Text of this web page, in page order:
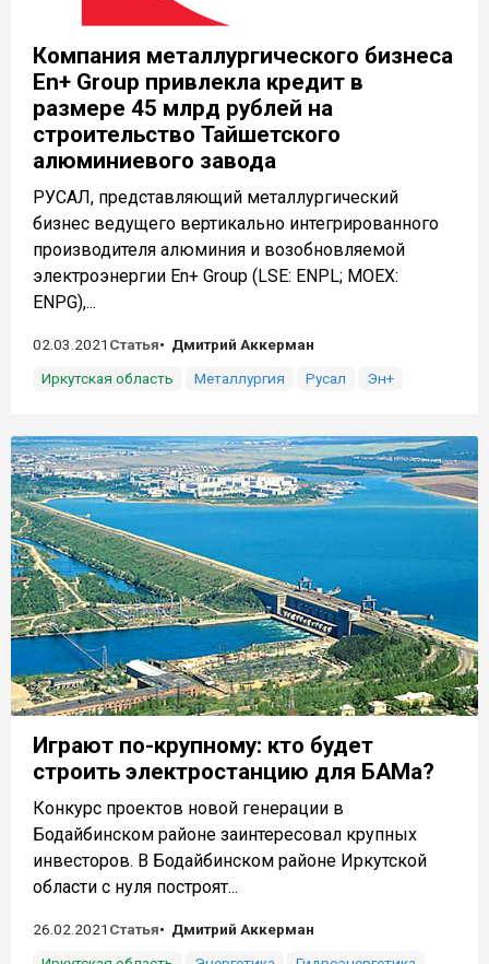
Компания металлургического бизнеса
En+ Group привлекла кредит в
размере 45 млрд рублей на
строительство Тайшетского
алюминиевого завода
РУСАЛ, представляющий металлургический
бизнес ведущего вертикально интегрированного
производителя алюминия и возобновляемой
электроэнергии En+ Group (LSE: ENPL; MOEX:
ENPG),...
02.03.2021 Статья
Дмитрий Аккерман
Иркутская область
Металлургия Русал Эн+
Играют по-крупному: кто будет
строить электростанцию для БАМа?
Конкурс проектов новой генерации в
Бодайбинском районе заинтересовал крупных
инвесторов. В Бодайбинском районе Иркутской
области с нуля построят...
26.02.2021 Статья
Дмитрий Аккерман